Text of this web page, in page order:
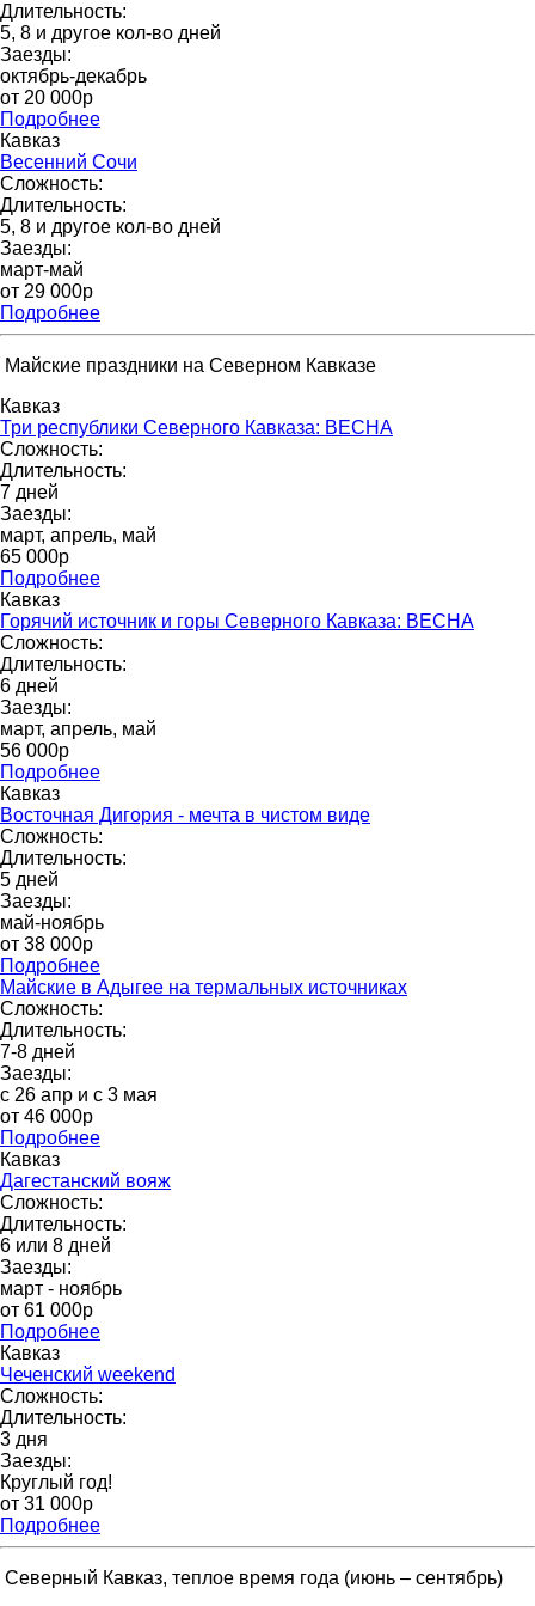
Длительность:
5, 8 и другое кол-во дней
Заезды:
октябрь-декабрь
от 20 000p
Подробнее
Кавказ
Весенний Сочи
Сложность:
Длительность:
5, 8 и другое кол-во дней
Заезды:
март-май
от 29 000p
Подробнее
Майские праздники на Северном Кавказе
Кавказ
Три республики Северного Кавказа: ВЕСНА
Сложность:
Длительность:
7 дней
Заезды:
март, апрель, май
65 000p
Подробнее
Кавказ
Горячий источник и горы Северного Кавказа: ВЕСНА
Сложность:
Длительность:
6 дней
Заезды:
март, апрель, май
56 000р
Подробнее
Кавказ
Восточная Дигория - мечта в чистом виде
Сложность:
Длительность:
5 дней
Заезды:
май-ноябрь
от 38 000p
Подробнее
Майские в Адыгее на термальных источниках
Сложность:
Длительность:
7-8 дней
Заезды:
с 26 апр и с 3 мая
от 46 000р
Подробнее
Кавказ
Дагестанский вояж
Сложность:
Длительность:
6 или 8 дней
Заезды:
март - ноябрь
от 61 000p
Подробнее
Кавказ
Чеченский weekend
Сложность:
Длительность:
3 дня
Заезды:
Круглый год!
от 31 000p
Подробнее
Северный Кавказ, теплое время года (июнь – сентябрь)